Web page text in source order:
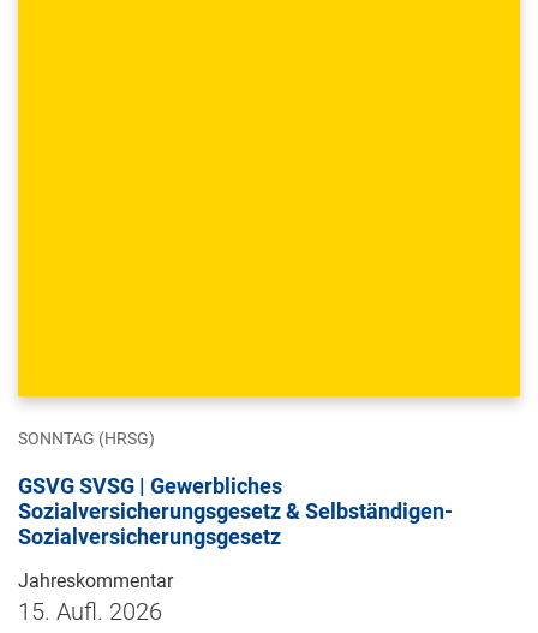
SONNTAG (HRSG)
GSVG SVSG | Gewerbliches
Sozialversicherungsgesetz & Selbständigen-
Sozialversicherungsgesetz
Jahreskommentar
15. Aufl. 2026